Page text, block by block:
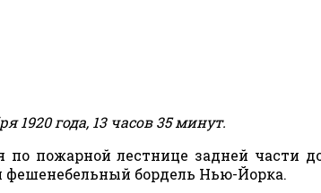
1920 года, 13 часов 35 минут.
по пожарной лестнице задней части
бордель Нью-Йорка.